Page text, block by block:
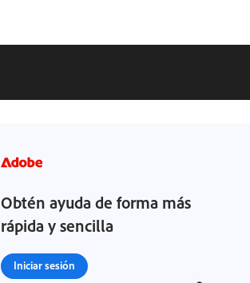
Obtén ayuda de forma más
rápida y sencilla
Iniciar sesión